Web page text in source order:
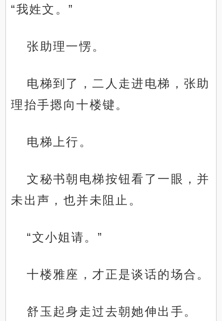
“我姓文。”
张助理一愣。
电梯到了，二人走进电梯，张助
理抬手摁向十楼键。
电梯上行。
文秘书朝电梯按钮看了一眼，并
未出声，也并未阻止。
“文小姐请。”
十楼雅座，才正是谈话的场合。
舒玉起身走过去朝她伸出手。